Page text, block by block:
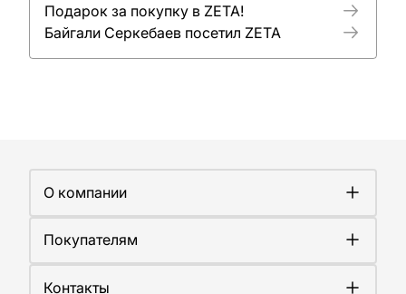
Подарок за покупку в ZETA!
Байгали Серкебаев посетил ZETA
О компании
Работа у нас
Сертификаты
Новости
Покупателям
Контакты